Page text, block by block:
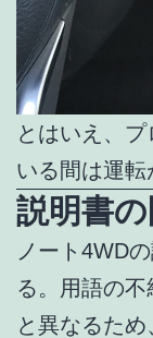
とはいえ、
いる間は運転
説明書
ノート4WD
る。用語の
と異なるた